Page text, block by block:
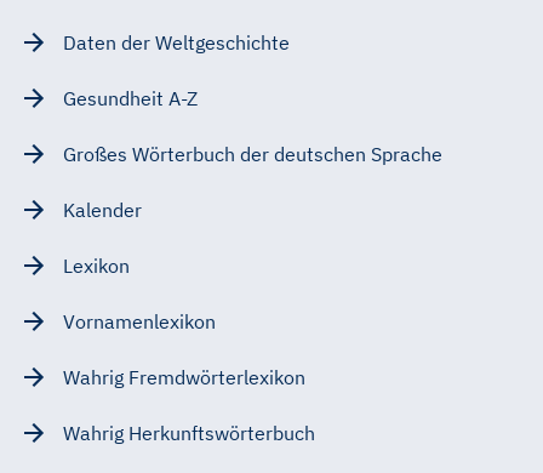
Daten der Weltgeschichte
Gesundheit A-Z
Großes Wörterbuch der deutschen Sprache
Kalender
Lexikon
Vornamenlexikon
Wahrig Fremdwörterlexikon
Wahrig Herkunftswörterbuch